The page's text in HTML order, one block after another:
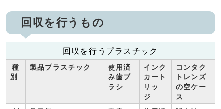
回収を行うもの
回収を行うプラスチック
種
別
製品プラスチック
使用済
み歯ブ
ラシ
インク
カート
リッ
ジ
コンタク
トレンズ
の空ケー
ス